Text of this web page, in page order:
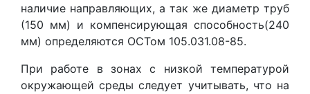
наличие направляющих, а так же диаметр труб
(150 мм) и компенсирующая способность(240
мм) определяются ОСТом 105.031.08-85.
При работе в зонах с низкой температурой
окружающей среды следует учитывать, что на